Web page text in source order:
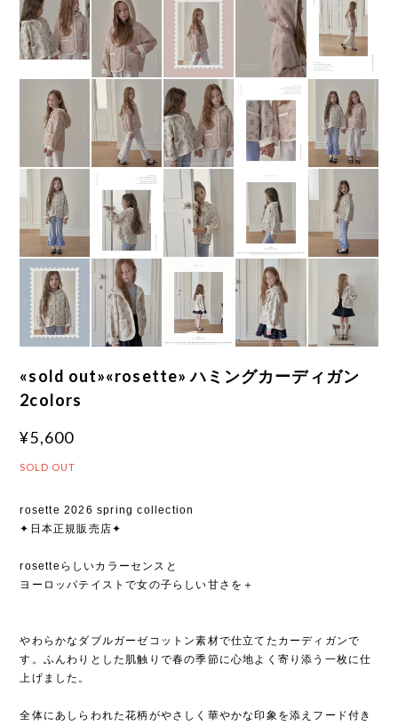
«sold out»«rosette» ハミングカーディガン
2colors
¥5,600
SOLD OUT
rosette 2026 spring collection
✦日本正規販売店✦
rosetteらしいカラーセンスと
ヨーロッパテイストで女の子らしい甘さを＋
やわらかなダブルガーゼコットン素材で仕立てたカーディガンで
す。ふんわりとした肌触りで春の季節に心地よく寄り添う一枚に仕
上げました。
全体にあしらわれた花柄がやさしく華やかな印象を添えフード付き